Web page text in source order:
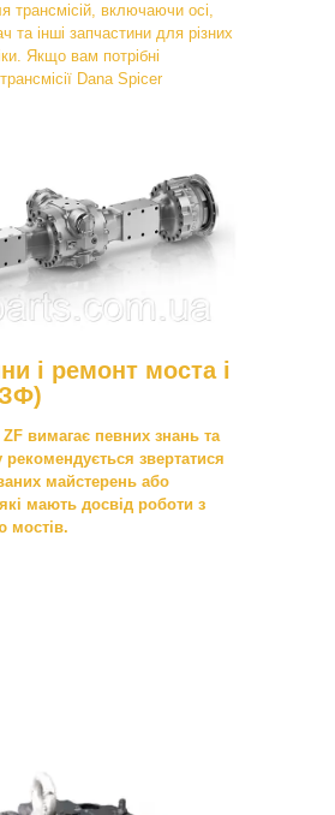
трансмісій, включаючи осі,
та інші запчастини для різних
Якщо вам потрібні
Dana Spicer
і ремонт моста і
вимагає певних знань та
звертатися
майстерень або
мають досвід роботи з
мостів.